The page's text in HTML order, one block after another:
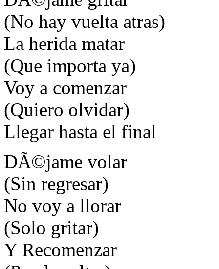
(No hay vuelta atras)
La herida matar
(Que importa ya)
Voy a comenzar
(Quiero olvidar)
Llegar hasta el final
DÃ©jame volar
(Sin regresar)
No voy a llorar
(Solo gritar)
Y Recomenzar